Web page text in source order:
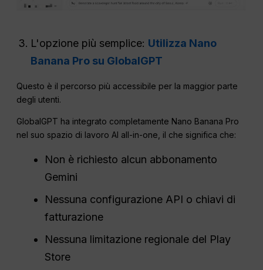
L'opzione più semplice: Utilizza Nano
Banana Pro su GlobalGPT
Questo è il percorso più accessibile per la maggior parte
degli utenti.
GlobalGPT ha integrato completamente Nano Banana Pro
nel suo spazio di lavoro AI all-in-one, il che significa che:
Non è richiesto alcun abbonamento
Gemini
Nessuna configurazione API o chiavi di
fatturazione
Nessuna limitazione regionale del Play
Store